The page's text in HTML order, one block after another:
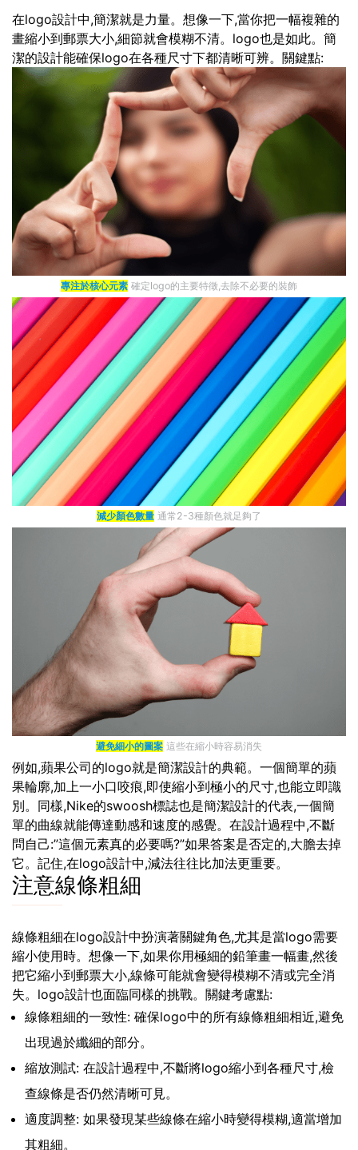
在logo設計中,簡潔就是力量。想像一下,當你把一幅複雜的
畫縮小到郵票大小,細節就會模糊不清。logo也是如此。簡
潔的設計能確保logo在各種尺寸下都清晰可辨。關鍵點:
專注於核心元素 確定logo的主要特徵,去除不必要的裝飾
減少顏色數量 通常2-3種顏色就足夠了
避免細小的圖案 這些在縮小時容易消失
例如,蘋果公司的logo就是簡潔設計的典範。一個簡單的蘋
果輪廓,加上一小口咬痕,即使縮小到極小的尺寸,也能立即識
別。同樣,Nike的swoosh標誌也是簡潔設計的代表,一個簡
單的曲線就能傳達動感和速度的感覺。在設計過程中,不斷
問自己:”這個元素真的必要嗎?”如果答案是否定的,大膽去掉
它。記住,在logo設計中,減法往往比加法更重要。
注意線條粗細
線條粗細在logo設計中扮演著關鍵角色,尤其是當logo需要
縮小使用時。想像一下,如果你用極細的鉛筆畫一幅畫,然後
把它縮小到郵票大小,線條可能就會變得模糊不清或完全消
失。logo設計也面臨同樣的挑戰。關鍵考慮點:
線條粗細的一致性: 確保logo中的所有線條粗細相近,避免
出現過於纖細的部分。
縮放測試: 在設計過程中,不斷將logo縮小到各種尺寸,檢
查線條是否仍然清晰可見。
適度調整: 如果發現某些線條在縮小時變得模糊,適當增加
其粗細。